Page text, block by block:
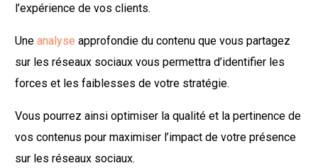
l’expérience de vos clients.
Uneanalyse approfondie du contenu que vous partagez
sur les réseaux sociaux vous permettra d’identifier les
forces et les faiblesses de votre stratégie.
Vous pourrez ainsi optimiser la qualité et la pertinence de
vos contenus pour maximiser l’impact de votre présence
sur les réseaux sociaux.